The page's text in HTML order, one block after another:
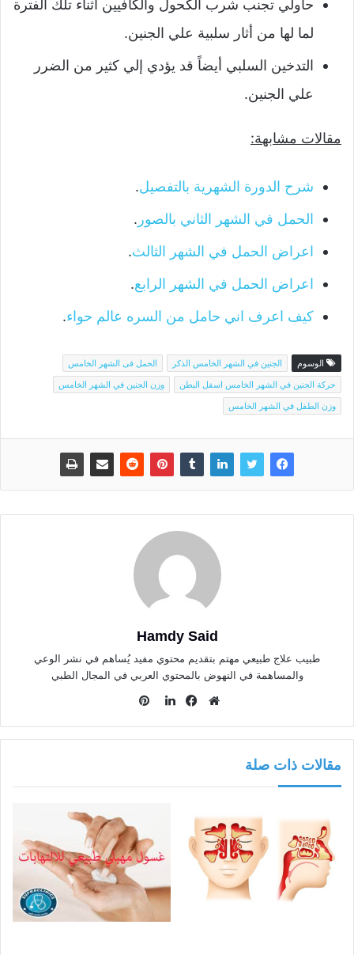
حاولي تجنب شرب الكحول والكافيين أثناء تلك الفترة
لما لها من أثار سلبية علي الجنين.
التدخين السلبي أيضاً قد يؤدي إلي كثير من الضرر
علي الجنين.
مقالات مشابهة:
شرح الدورة الشهرية بالتفصيل.
الحمل في الشهر الثاني بالصور .
اعراض الحمل في الشهر الثالث.
اعراض الحمل في الشهر الرابع.
كيف اعرف اني حامل من السره عالم حواء.
الوسوم الجنين في الشهر الخامس الذكر
الحمل فى الشهر الخامس
حركة الجنين في الشهر الخامس اسفل البطن
وزن الجنين في الشهر الخامس
وزن الطفل في الشهر الخامس
Hamdy Said
طبيب علاج طبيعي مهتم بتقديم محتوي مفيد يُساهم في نشر الوعي
والمساهمة في النهوض بالمحتوي العربي في المجال الطبي
الويب
مقالات ذات صلة